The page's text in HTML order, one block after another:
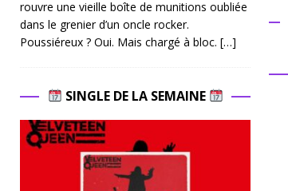
rouvre une vieille boîte de munitions oubliée
dans le grenier d’un oncle rocker.
Poussiéreux ? Oui. Mais chargé à bloc. […]
SINGLE DE LA SEMAINE